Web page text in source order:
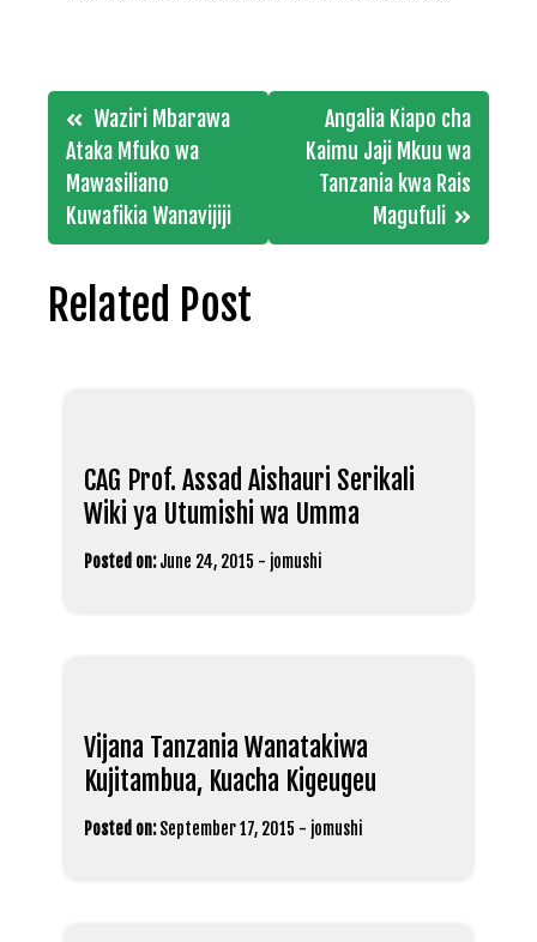
Post
navigation
Waziri Mbarawa
Ataka Mfuko wa
Mawasiliano
Kuwafikia Wanavijiji
Angalia Kiapo cha
Kaimu Jaji Mkuu wa
Tanzania kwa Rais
Magufuli
Related Post
CAG Prof. Assad Aishauri Serikali
Wiki ya Utumishi wa Umma
Posted on: June 24, 2015 - jomushi
Vijana Tanzania Wanatakiwa
Kujitambua, Kuacha Kigeugeu
Posted on: September 17, 2015 - jomushi